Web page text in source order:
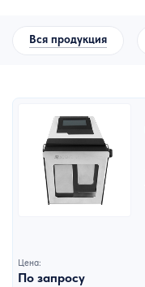
Вся продукция
Цена:
По запросу